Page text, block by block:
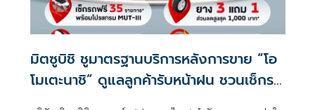
มิตซูบิชิ ชูมาตรฐานบริการหลังการขาย “โอ
โมเตะนาชิ” ดูแลลูกค้ารับหน้าฝน ชวนเช็กรถ